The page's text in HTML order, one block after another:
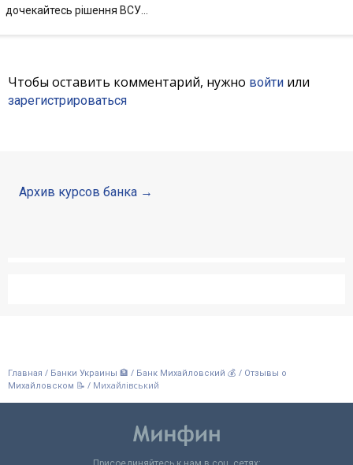
дочекайтесь рішення ВСУ…
Чтобы оставить комментарий, нужно войти или
зарегистрироваться
Архив курсов банка
Главная / Банки Украины 🏦 / Банк Михайловский 💰 / Отзывы о
Михайловском 📝 / Михайлівський